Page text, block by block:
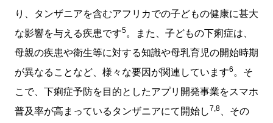
り、タンザニアを含むアフリカでの子どもの健康に甚大
な影響を与える疾患です5。また、子どもの下痢症は、
母親の疾患や衛生等に対する知識や母乳育児の開始時期
が異なることなど、様々な要因が関連しています6 。そ
こで、下痢症予防を目的としたアプリ開発事業をスマホ
普及率が高まっているタンザニアにて開始し7,8
、その